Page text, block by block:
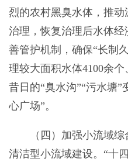
烈的农村黑臭水体，推
治理，恢复治理后水体
善管护机制，确保“长制
理较大面积水体4100余个
昔日的“臭水沟”“污水塘”
心广场”。
（四）加强小流域综
清洁型小流域建设。“十